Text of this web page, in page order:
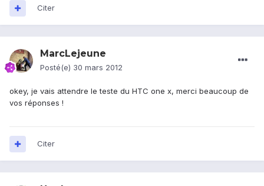
Citer
MarcLejeune
Posté(e) 30 mars 2012
okey, je vais attendre le teste du HTC one x, merci beaucoup de
vos réponses !
Citer